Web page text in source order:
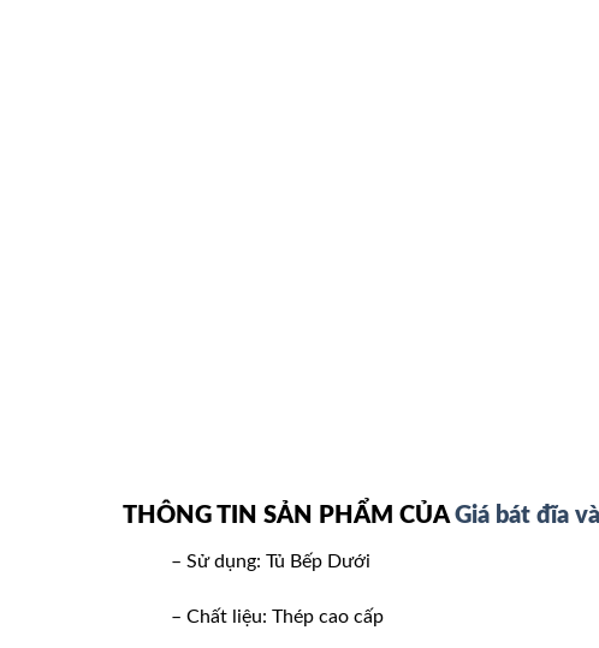
THÔNG TIN SẢN PHẨM CỦA Giá bát đĩa
– Sử dụng: Tủ Bếp Dưới
– Chất liệu: Thép cao cấp